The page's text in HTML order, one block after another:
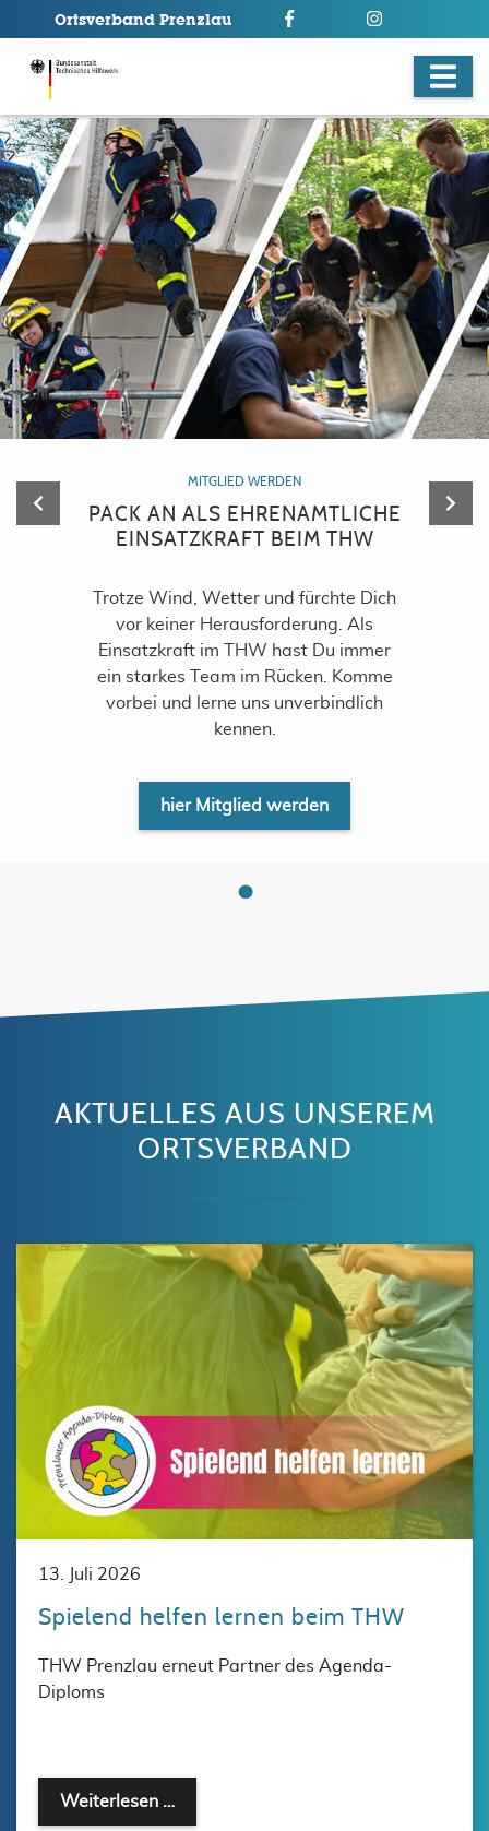
MITGLIED WERDEN
PACK AN ALS EHRENAMTLICHE
EINSATZKRAFT BEIM THW
Trotze Wind, Wetter und fürchte Dich
vor keiner Herausforderung. Als
Einsatzkraft im THW hast Du immer
ein starkes Team im Rücken. Komme
vorbei und lerne uns unverbindlich
kennen.
hier Mitglied werden
•
AKTUELLES AUS UNSEREM
ORTSVERBAND
13. Juli 2026
Spielend helfen lernen beim THW
THW Prenzlau erneut Partner des Agenda-
Diploms
Weiterlesen …